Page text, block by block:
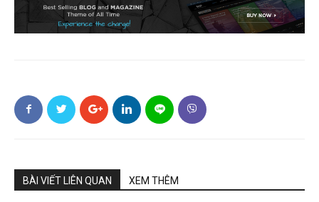
BÀI VIẾT LIÊN QUAN XEM THÊM